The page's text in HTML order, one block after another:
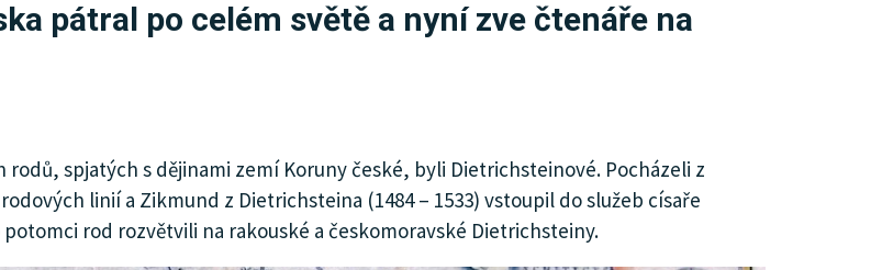
pátral po celém světě a nyní zve čtenáře na
rodů, spjatých s dějinami zemí Koruny české, byli Dietrichsteinové. Pocházeli z
linií a Zikmund z Dietrichsteina (1484 – 1533) vstoupil do služeb císaře
rod rozvětvili na rakouské a českomoravské Dietrichsteiny.